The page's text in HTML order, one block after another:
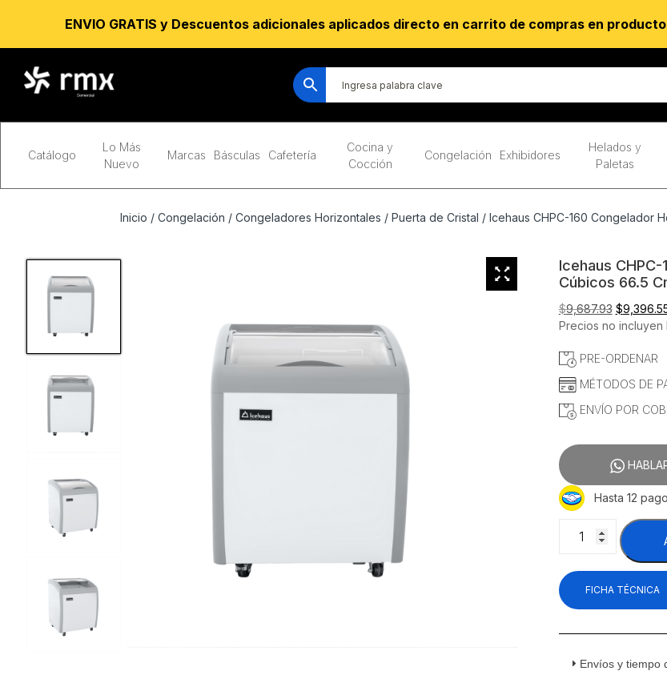
Catálogo
Lo Más
Nuevo
Marcas Básculas Cafetería
Cocina y
Cocción
Congelación Exhibidores
Helados y
Paletas
Inicio / Congelación / Congeladores Horizontales / Puerta de Cristal / Icehaus CHPC-160 Congelador
Icehaus
Cúbicos 66.5
$9,687.93 El
precio
era:
$
Precios no incluyen
PRE-ORDENAR
MÉTODOS DE
ENVÍO POR
Hasta 12
CHPC-
Congelador
Horizontal
Puerta
5.5
FICHA TÉCNICA
Envíos y tiempo
ENVIO GRATIS y Descuentos adicionales aplicados directo en carrito de compras en